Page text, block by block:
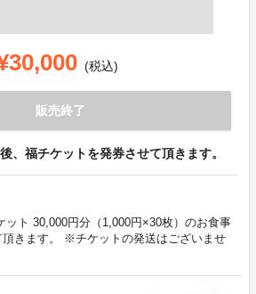
(税込)
販売終了
、福チケットを発券させて頂きます。
ット 30,000円分（1,000円×30枚）のお食事
頂きます。 ※チケットの発送はございませ